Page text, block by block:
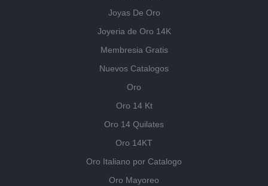
Joyas De Oro
Joyeria de Oro 14K
Membresia Gratis
Nuevos Catalogos
Oro
Oro 14 Kt
Oro 14 Quilates
Oro 14KT
Oro Italiano por Catalogo
Oro Mayoreo